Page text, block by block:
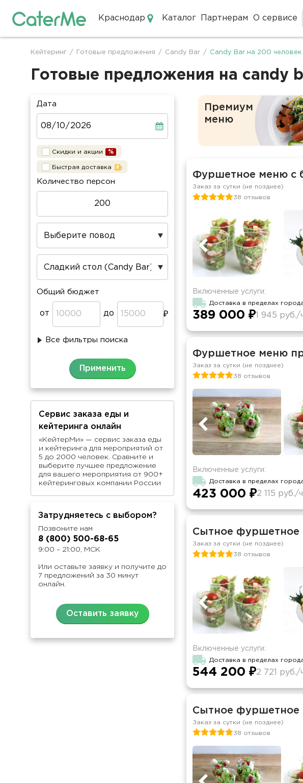
Краснодар Каталог Партнерам О сервисе
Строка
навигации
Кейтеринг / Готовые предложения / Candy Bar / Candy Bar на 200 человек
Готовые предложения на candy
Дата
Скидки и акции
Быстрая доставка
Количество персон
Общий бюджет
от до
Все фильтры поиска
Сервис заказа еды и
кейтеринга онлайн
«КейтерМи» — сервис заказа еды
и кейтеринга для мероприятий от
5 до 2000 человек. Сравните и
выберите лучшее предложение
для вашего мероприятия от 900+
кейтеринговых компании России
Затрудняетесь с выбором?
Позвоните нам
8 (800) 500-68-65
9:00 – 21:00, МСК
Или оставьте заявку и получите до
7 предложений за 30 минут
онлайн.
Оставить заявку
Премиум
меню
Фуршетное меню с
Заказ за сутки (не позднее)
38 отзывов
Включенные услуги:
Доставка в пределах
389 000 ₽1 945 руб./
Фуршетное меню
Заказ за сутки (не позднее)
38 отзывов
Включенные услуги:
Доставка в пределах
423 000 ₽2 115 руб./
Сытное фуршетное
Заказ за сутки (не позднее)
38 отзывов
Включенные услуги:
Доставка в пределах
544 200 ₽2 721 руб./
Сытное фуршетное
Заказ за сутки (не позднее)
38 отзывов